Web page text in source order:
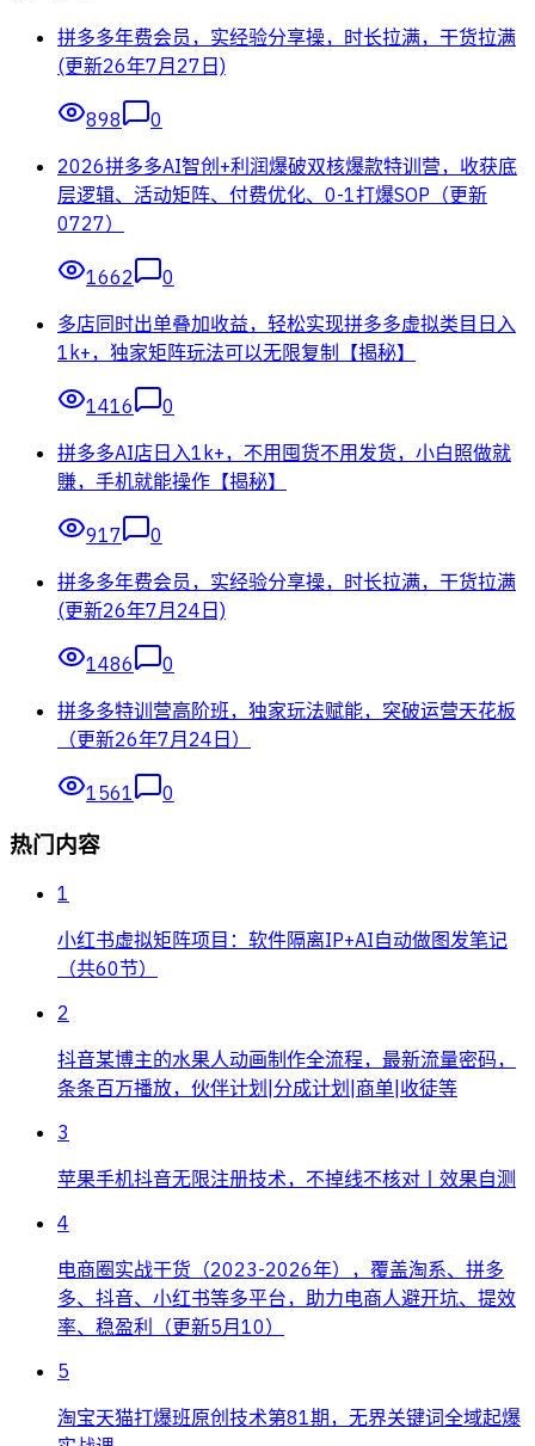
拼多多年费会员，实经验分享操，时长拉满，干货拉满
(更新26年7月27日)
898
0
2026拼多多AI智创+利润爆破双核爆款特训营，收获底
层逻辑、活动矩阵、付费优化、0-1打爆SOP（更新
0727）
1662
0
多店同时出单叠加收益，轻松实现拼多多虚拟类目日入
1k+，独家矩阵玩法可以无限复制【揭秘】
1416
0
拼多多AI店日入1k+，不用囤货不用发货，小白照做就
賺，手机就能操作【揭秘】
917
0
拼多多年费会员，实经验分享操，时长拉满，干货拉满
(更新26年7月24日)
1486
0
拼多多特训营高阶班，独家玩法赋能，突破运营天花板
（更新26年7月24日）
1561 0
热门内容
1
小红书虚拟矩阵项目：软件隔离IP+AI自动做图发笔记
（共60节）
2
抖音某博主的水果人动画制作全流程，最新流量密码，
条条百万播放，伙伴计划|分成计划|商单|收徒等
3
苹果手机抖音无限注册技术，不掉线不核对丨效果自测
4
电商圈实战干货（2023-2026年），覆盖淘系、拼多
多、抖音、小红书等多平台，助力电商人避开坑、提效
率、稳盈利（更新5月10）
5
淘宝天猫打爆班原创技术第81期，无界关键词全域起爆